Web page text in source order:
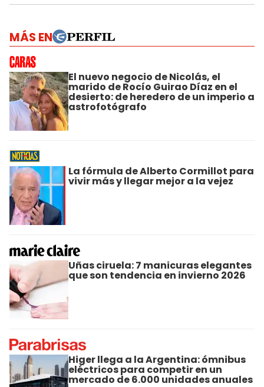
MÁS EN
El nuevo negocio de Nicolás, el
marido de Rocío Guirao Díaz en el
desierto: de heredero de un imperio a
astrofotógrafo
La fórmula de Alberto Cormillot para
vivir más y llegar mejor a la vejez
Uñas ciruela: 7 manicuras elegantes
que son tendencia en invierno 2026
Higer llega a la Argentina: ómnibus
eléctricos para competir en un
mercado de 6.000 unidades anuales